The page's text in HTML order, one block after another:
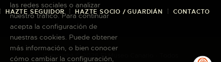
HAZTE SEGUIDOR HAZTE SOCIO / GUARDIÁN CONTACTO
Copyright © 2026 El Museo Canario · Todos
las redes sociales o analizar
nuestro tráfico. Para continuar
acepta la configuración de
nuestras cookies. Puede obtener
más información, o bien conocer
cómo cambiar la configuración,